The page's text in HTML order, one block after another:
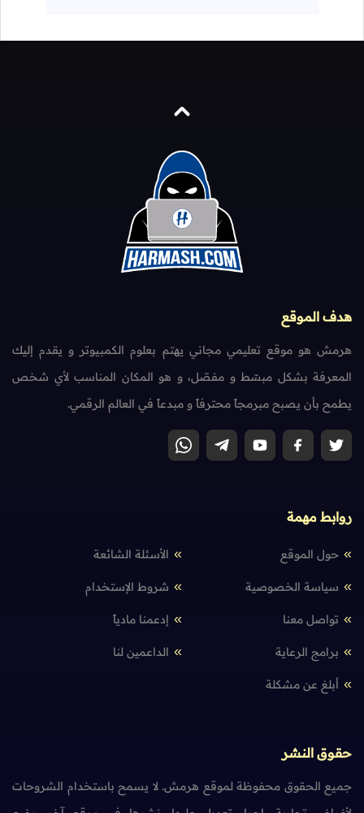
هدف الموقع
هرمش هو موقع تعليمي مجاني يهتم بعلوم الكمبيوتر و يقدم إليك
المعرفة بشكل مبسّط و مفصّل، و هو المكان المناسب لأي شخص
يطمح بأن يصبح مبرمجاً محترفاً و مبدعاً في العالم الرقمي.
روابط مهمة
حول الموقع الأسئلة الشائعة
سياسة الخصوصية شروط الإستخدام
تواصل معنا إدعمنا مادياً
برامج الرعاية الداعمين لنا
أبلغ عن مشكلة
حقوق النشر
جميع الحقوق محفوظة لموقع هرمش. لا يسمح باستخدام الشروحات